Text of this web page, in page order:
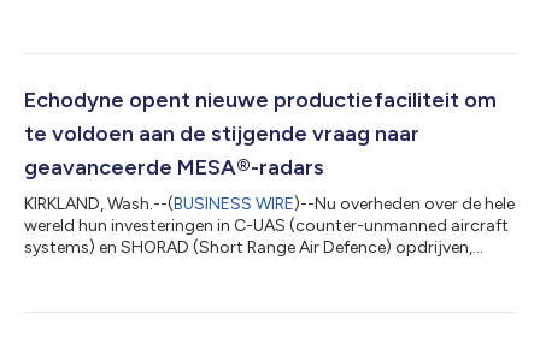
omgeving configureren, beheren en visualiseren. Dit
beveiligingsoperaties die gebruikmaken van TAK voor gedeeld
situationeel bewustzijn. De plug-in breidt de mo...
Echodyne opent nieuwe productiefaciliteit om
te voldoen aan de stijgende vraag naar
geavanceerde MESA®-radars
KIRKLAND, Wash.--(BUSINESS WIRE)--Nu overheden over de hele
wereld hun investeringen in C-UAS (counter-unmanned aircraft
systems) en SHORAD (Short Range Air Defence) opdrijven,
Washington. Hiermee breidt het bedrijf zijn productiecapaciteit